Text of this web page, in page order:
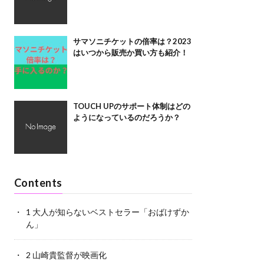
サマソニチケットの倍率は？2023
はいつから販売か買い方も紹介！
TOUCH UPのサポート体制はどの
ようになっているのだろうか？
Contents
1 大人が知らないベストセラー「おばけずか
ん」
2 山崎貴監督が映画化